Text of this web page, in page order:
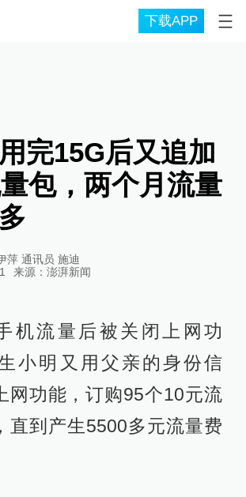
下载APP
完15G后又追加
包，两个月流量
萍 通讯员 施迪
来源： 澎湃新闻
机流量后被关闭上网功
小明又用父亲的身份信
网功能，订购95个10元流
直到产生5500多元流量费